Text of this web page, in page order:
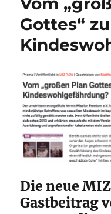
Gottes“
Die neue
Gastbeitrag